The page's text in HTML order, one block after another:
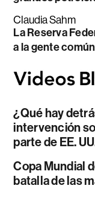
Claudia Sahm
La Reserva
a la gente común
¿Qué hay
intervención
parte de EE.
Copa Mundial
batalla de las